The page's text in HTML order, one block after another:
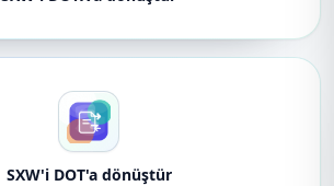
SXW'i DOT'a dönüştür